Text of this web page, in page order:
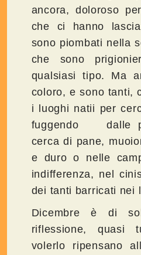
ancora, doloroso
che ci hanno
sono piombati nella
che sono
qualsiasi tipo. Ma
coloro, e sono tanti,
i luoghi natii per
fuggendo dalle
cerca di pane,
e duro o nelle
indifferenza, nel
dei tanti barricati nei
Dicembre è di
riflessione, quasi
volerlo ripensano